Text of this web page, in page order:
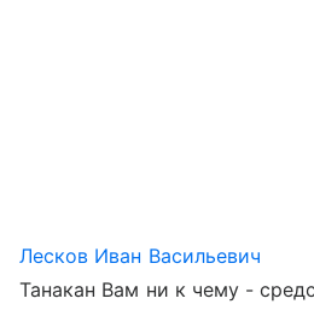
Лесков Иван Васильевич
Танакан Вам ни к чему -